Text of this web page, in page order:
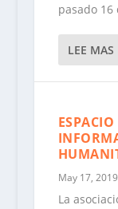
pasado 16
LEE MAS
May 17, 2019
La